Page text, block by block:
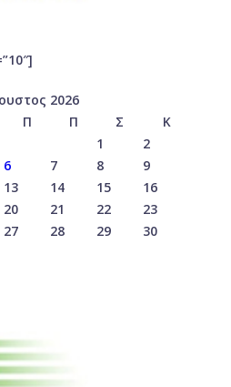
2026
Π Π Σ
Κ
1
2
6 7 8
9
13 14 15
16
20 21 22
23
27 28 29
30